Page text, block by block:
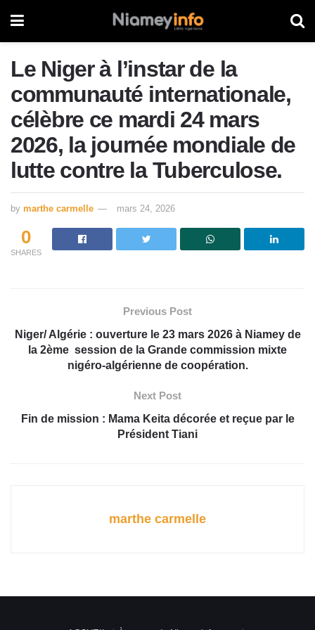
Le Niger à l’instar de la
communauté internationale,
célèbre ce mardi 24 mars
2026, la journée mondiale de
lutte contre la Tuberculose.
by marthe carmelle mars 24, 2026
0
SHARES
Previous Post
Niger/ Algérie : ouverture le 23 mars 2026 à Niamey de
la 2ème session de la Grande commission mixte
nigéro-algérienne de coopération.
Next Post
Fin de mission : Mama Keita décorée et reçue par le
Président Tiani
marthe carmelle